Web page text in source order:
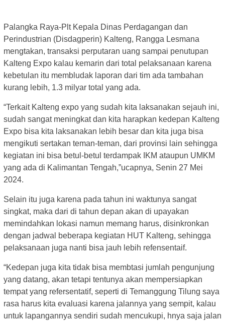
Palangka Raya-Plt Kepala Dinas Perdagangan dan
Perindustrian (Disdagperin) Kalteng, Rangga Lesmana
mengtakan, transaksi perputaran uang sampai penutupan
Kalteng Expo kalau kemarin dari total pelaksanaan karena
kebetulan itu membludak laporan dari tim ada tambahan
kurang lebih, 1.3 milyar total yang ada.
“Terkait Kalteng expo yang sudah kita laksanakan sejauh ini,
sudah sangat meningkat dan kita harapkan kedepan Kalteng
Expo bisa kita laksanakan lebih besar dan kita juga bisa
mengikuti sertakan teman-teman, dari provinsi lain sehingga
kegiatan ini bisa betul-betul terdampak IKM ataupun UMKM
yang ada di Kalimantan Tengah,”ucapnya, Senin 27 Mei
2024.
Selain itu juga karena pada tahun ini waktunya sangat
singkat, maka dari di tahun depan akan di upayakan
memindahkan lokasi namun memang harus, disinkronkan
dengan jadwal beberapa kegiatan HUT Kalteng, sehingga
pelaksanaan juga nanti bisa jauh lebih refensentaif.
“Kedepan juga kita tidak bisa membtasi jumlah pengunjung
yang datang, akan tetapi tentunya akan mempersiapkan
tempat yang refersentatif, seperti di Temanggung Tilung saya
rasa harus kita evaluasi karena jalannya yang sempit, kalau
untuk lapangannya sendiri sudah mencukupi, hnya saja jalan